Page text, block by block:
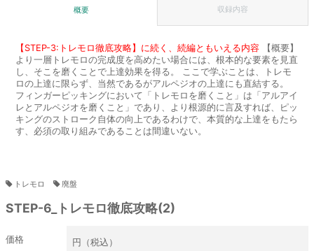
概要 収録内容
【STEP-3:トレモロ徹底攻略】に続く、続編ともいえる内容 【概要】
より一層トレモロの完成度を高めたい場合には、根本的な要素を見直
し、そこを磨くことで上達効果を得る。 ここで学ぶことは、トレモ
ロの上達に限らず、当然であるがアルペジオの上達にも直結する。
フィンガーピッキングにおいて「トレモロを磨くこと」は「アルアイ
レとアルペジオを磨くこと」であり、より根源的に言及すれば、ピッ
キングのストローク自体の向上であるわけで、本質的な上達をもたら
す、必須の取り組みであることは間違いない。
トレモロ 廃盤
STEP-6_トレモロ徹底攻略(2)
価格 円（税込）